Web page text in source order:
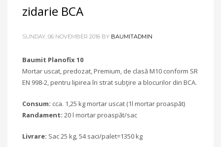
zidarie BCA
SUNDAY, 06 NOVEMBER 2016 BY BAUMITADMIN
Baumit Planofix 10
Mortar uscat, predozat, Premium, de clasă M10 conform SR
EN 998-2, pentru lipirea în strat subţire a blocurilor din BCA.
Consum: cca. 1,25 kg mortar uscat (1l mortar proaspăt)
Randament: 20 l mortar proaspăt/sac
Livrare: Sac 25 kg, 54 saci/palet=1350 kg